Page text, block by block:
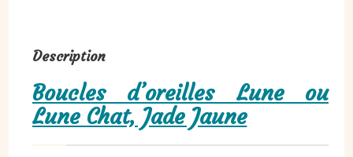
Description
Boucles d’oreilles Lune ou
Lune Chat, Jade Jaune